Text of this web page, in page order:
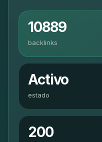
10889
backlinks
Activo
estado
200